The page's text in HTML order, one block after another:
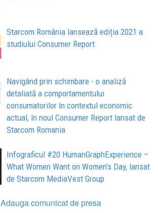
Starcom România lansează ediția 2021 a
studiului Consumer Report
Navigând prin schimbare - o analiză
detaliată a comportamentului
consumatorilor în contextul economic
actual, în noul Consumer Report lansat de
Starcom Romania
Infograficul #20 HumanGraphExperience –
What Women Want on Women’s Day, lansat
de Starcom MediaVest Group
Adauga comunicat de presa